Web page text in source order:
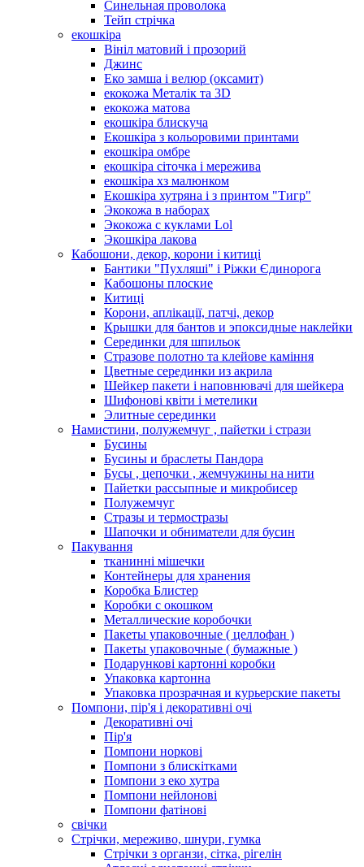
Синельная проволока
Тейп стрічка
екошкіра
Вініл матовий і прозорий
Джинс
Еко замша і велюр (оксамит)
екокожа Металік та 3D
екокожа матова
екошкіра блискуча
Екошкіра з кольоровими принтами
екошкіра омбре
екошкіра сіточка і мережива
екошкіра хз малюнком
Екошкіра хутряна і з принтом "Тигр"
Экокожа в наборах
Экокожа с куклами Lol
Экошкiра лакова
Кабошони, декор, корони і китиці
Бантики "Пухляші" і Ріжки Єдинорога
Кабошоны плоские
Китиці
Корони, аплікації, патчі, декор
Крышки для бантов и эпоксидные наклейки
Серединки для шпильок
Стразове полотно та клейове каміння
Цветные серединки из акрила
Шейкер пакети і наповнювачі для шейкера
Шифонові квіти і метелики
Элитные серединки
Намистини, полужемчуг , пайетки і стрази
Бусины
Бусины и браслеты Пандора
Бусы , цепочки , жемчужины на нити
Пайетки рассыпные и микробисер
Полужемчуг
Стразы и термостразы
Шапочки и обниматели для бусин
Пакування
тканинні мішечки
Контейнеры для хранения
Коробка Блистер
Коробки с окошком
Металлические коробочки
Пакеты упаковочные ( целлофан )
Пакеты упаковочные ( бумажные )
Подарункові картонні коробки
Упаковка картонна
Упаковка прозрачная и курьерские пакеты
Помпони, пір'я і декоративні очі
Декоративні очі
Пір'я
Помпони норкові
Помпони з блискітками
Помпони з еко хутра
Помпони нейлонові
Помпони фатінові
свічки
Стрічки, мереживо, шнури, гумка
Стрічки з органзи, сітка, рігелін